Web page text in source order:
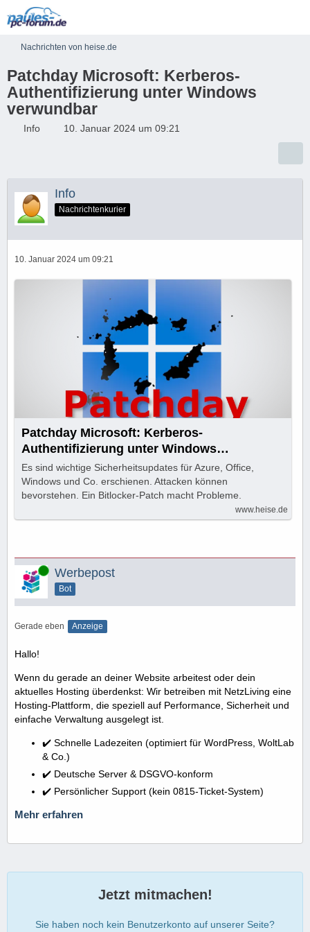
Nachrichten von heise.de
Patchday Microsoft: Kerberos-
Authentifizierung unter Windows
verwundbar
Info 10. Januar 2024 um 09:21
Info
Nachrichtenkurier
10. Januar 2024 um 09:21
Patchday Microsoft: Kerberos-
Authentifizierung unter Windows
verwundbar
Es sind wichtige Sicherheitsupdates für Azure, Office,
Windows und Co. erschienen. Attacken können
bevorstehen. Ein Bitlocker-Patch macht Probleme.
www.heise.de
Online Werbepost
Bot
Gerade eben Anzeige
Hallo!
Wenn du gerade an deiner Website arbeitest oder dein
aktuelles Hosting überdenkst: Wir betreiben mit NetzLiving eine
Hosting-Plattform, die speziell auf Performance, Sicherheit und
einfache Verwaltung ausgelegt ist.
✔️ Schnelle Ladezeiten (optimiert für WordPress, WoltLab
& Co.)
✔️ Deutsche Server & DSGVO-konform
✔️ Persönlicher Support (kein 0815-Ticket-System)
Mehr erfahren
Jetzt mitmachen!
Sie haben noch kein Benutzerkonto auf unserer Seite?